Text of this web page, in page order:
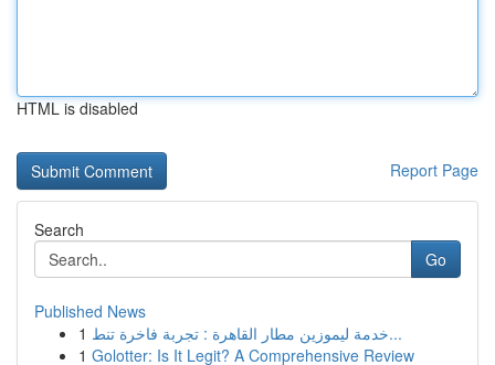
HTML is disabled
Report Page
Search
Go
Published News
1
خدمة ليموزين مطار القاهرة : تجربة فاخرة تنط...
1 Golotter: Is It Legit? A Comprehensive Review